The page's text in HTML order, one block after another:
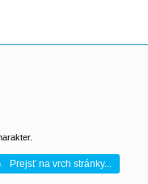
Prejsť na vrch stránky...